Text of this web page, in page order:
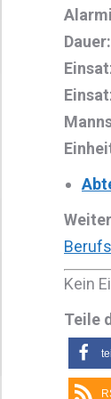
Dauer:
Kein
Teile